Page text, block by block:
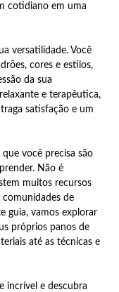
cotidiano em uma
versatilidade. Você
cores e estilos,
da sua
e terapêutica,
satisfação e um
você precisa são
Não é
muitos recursos
de
guia, vamos explorar
próprios panos de
até as técnicas e
incrível e descubra